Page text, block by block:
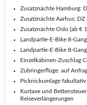
Zusatznächte Hamburg:
Zusatznächte Aarhus: DZ
Zusatznächte Oslo (ab €
Landpartie-E-Bike 8-
Landpartie-E-Bike 8-
Einzelkabinen-Zuschlag
Zubringerflüge: auf
Picknickumlage
Kurtaxe und
Reiseverlängerungen